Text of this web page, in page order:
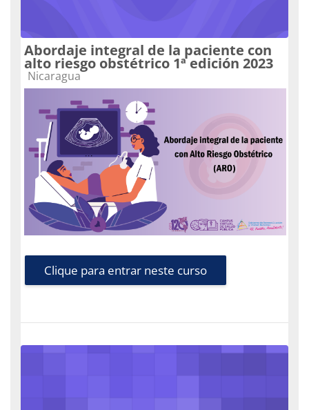
Abordaje integral de la paciente con
alto riesgo obstétrico 1ª edición 2023
Categoria do curso
Nicaragua
Clique para entrar neste curso